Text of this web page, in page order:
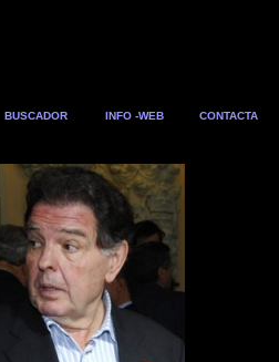
BUSCADOR INFO -WEB CONTACTA